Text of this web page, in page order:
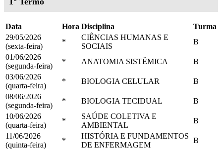
Data Hora Disciplina
Turma
29/05/2026
(sexta-feira)
*
CIÊNCIAS HUMANAS E
SOCIAIS
B
01/06/2026
(segunda-feira)
* ANATOMIA SISTÊMICA
B
03/06/2026
(quarta-feira)
* BIOLOGIA CELULAR
B
08/06/2026
(segunda-feira)
* BIOLOGIA TECIDUAL
B
10/06/2026
(quarta-feira)
*
SAÚDE COLETIVA E
AMBIENTAL
B
11/06/2026
(quinta-feira)
*
HISTÓRIA E FUNDAMENTOS
DE ENFERMAGEM
B